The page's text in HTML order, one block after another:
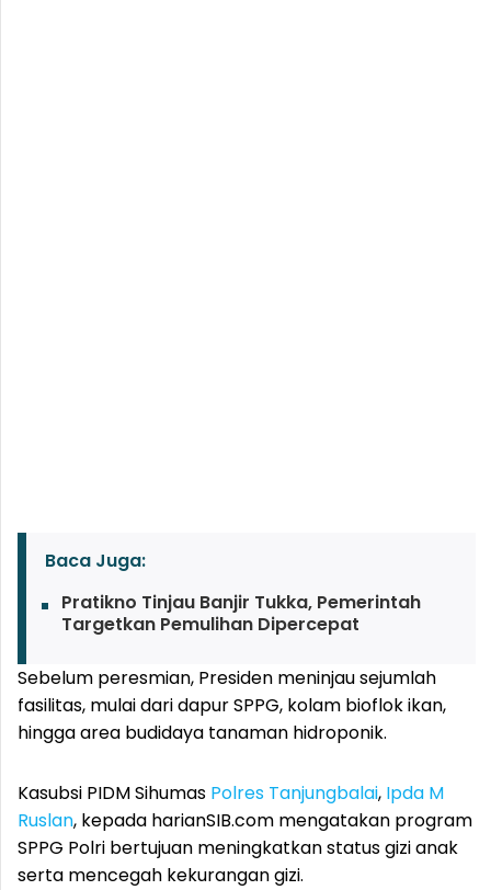
Baca Juga:
Pratikno Tinjau Banjir Tukka, Pemerintah
Targetkan Pemulihan Dipercepat
Sebelum peresmian, Presiden meninjau sejumlah
fasilitas, mulai dari dapur SPPG, kolam bioflok ikan,
hingga area budidaya tanaman hidroponik.
Kasubsi PIDM Sihumas Polres Tanjungbalai, Ipda M
Ruslan, kepada harianSIB.com mengatakan program
SPPG Polri bertujuan meningkatkan status gizi anak
serta mencegah kekurangan gizi.